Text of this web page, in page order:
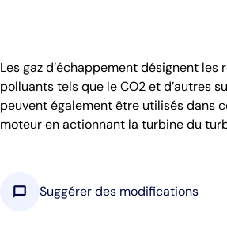
Les gaz d’échappement désignent
polluants tels que le CO2 et d’autres
peuvent également être utilisés dans
moteur en actionnant la turbine du
chat_bubble Suggérer des modifications